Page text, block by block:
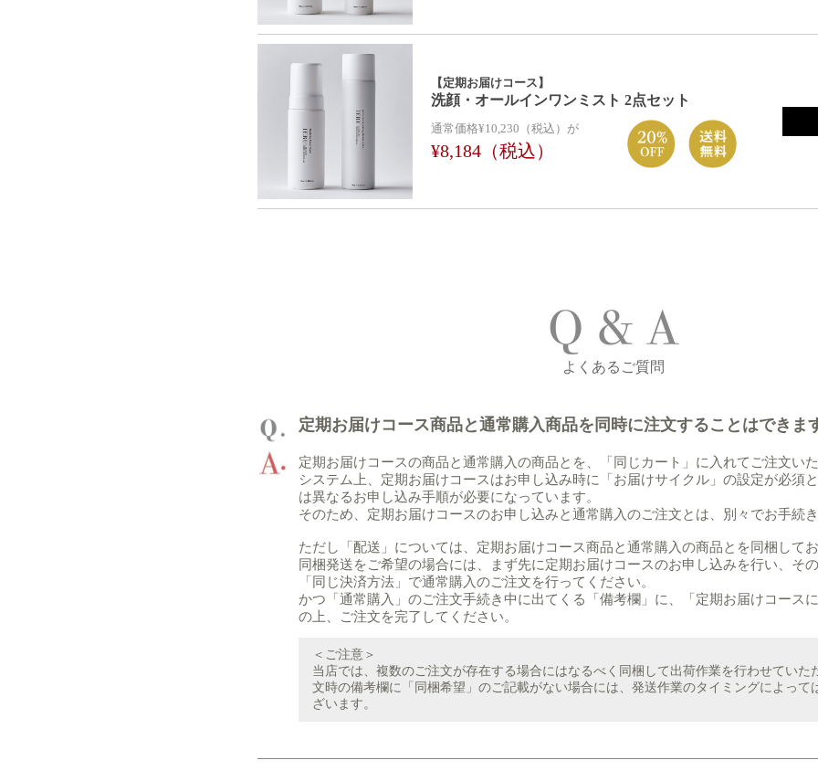
【定期お届けコース】
洗顔・オールインワンミスト 2点セット
通常価格¥10,230（税込）が
¥8,184（税込）
よくあるご質問
定期お届けコース商品と通常購入商品を同時に注文することはできま
定期お届けコースの商品と通常購入の商品とを、「同じカート」に入れてご注文い
システム上、定期お届けコースはお申し込み時に「お届けサイクル」の設定が必須
は異なるお申し込み手順が必要になっています。
そのため、定期お届けコースのお申し込みと通常購入のご注文とは、別々でお手続
ただし「配送」については、定期お届けコース商品と通常購入の商品とを同梱して
同梱発送をご希望の場合には、まず先に定期お届けコースのお申し込みを行い、そ
「同じ決済方法」で通常購入のご注文を行ってください。
かつ「通常購入」のご注文手続き中に出てくる「備考欄」に、「定期お届けコース
の上、ご注文を完了してください。
＜ご注意＞
当店では、複数のご注文が存在する場合にはなるべく同梱して出荷作業を行わせていた
文時の備考欄に「同梱希望」のご記載がない場合には、発送作業のタイミングによって
ざいます。